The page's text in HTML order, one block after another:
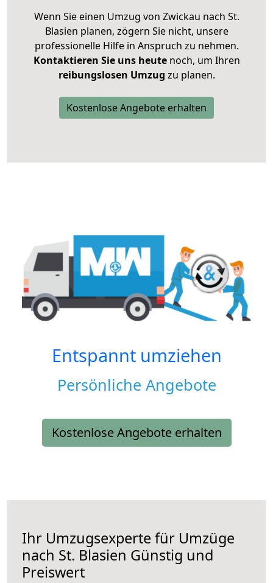
Wenn Sie einen Umzug von Zwickau nach St.
Blasien planen, zögern Sie nicht, unsere
professionelle Hilfe in Anspruch zu nehmen.
Kontaktieren Sie uns heutenoch, um Ihren
reibungslosen Umzug zu planen.
Kostenlose Angebote erhalten
Entspannt umziehen
Persönliche Angebote
Kostenlose Angebote erhalten
Ihr Umzugsexperte für Umzüge
nach St. Blasien Günstig und
Preiswert